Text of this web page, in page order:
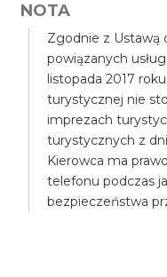
NOTA
Zgodnie z Ustawą
powiązanych
listopada 2017
turystycznej nie
imprezach
turystycznych z
Kierowca ma
telefonu podczas
bezpieczeństwa